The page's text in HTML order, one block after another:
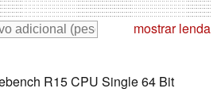
mostrar lenda
R15 CPU Single 64 Bit